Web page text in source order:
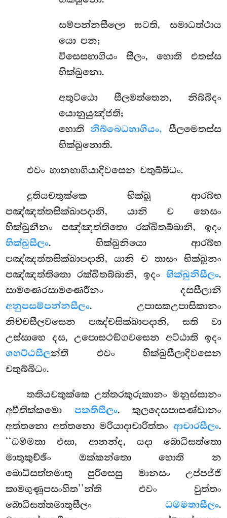
සම්පන්නසීලො ඝටති, සමාධත්ථාය
යො පන;
විසෙසභාගියං සීලං, හොති එතස්ස
භික්ඛුනො.
අතුට්ඨො සීලමත්තෙන, නිබ්බිදං
යොනුයුඤ්ජති;
හොතිනිබ්බෙධභාගියං, සීලමෙතස්ස
භික්ඛුනොති.
එවං හානභාගියාදිවසෙන චතුබ්බිධං.
දුතියචතුක්කෙ භික්ඛූ ආරබ්භ
පඤ්ඤත්තසික්ඛාපදානි, යානි ච නෙසං
භික්ඛුනීනං පඤ්ඤත්තිතො රක්ඛිතබ්බානි, ඉදං
භික්ඛුසීලං. භික්ඛුනියො ආරබ්භ
පඤ්ඤත්තසික්ඛාපදානි, යානි ච තාසං භික්ඛූනං
පඤ්ඤත්තිතො රක්ඛිතබ්බානි, ඉදං භික්ඛුනිසීලං.
සාමණෙරසාමණෙරීනං දසසීලානි
අනුපසම්පන්නසීලං. උපාසකඋපාසිකානං
නිච්චසීලවසෙන පඤ්චසික්ඛාපදානි, සති වා
උස්සාහෙ දස, උපොසථඞ්ගවසෙන අට්ඨාති ඉදං
ගහට්ඨසීලන්ති එවං භික්ඛුසීලාදිවසෙන
චතුබ්බිධං.
තතියචතුක්කෙ උත්තරකුරුකානං මනුස්සානං
අවීතික්කමො පකතිසීලං. කුලදෙසපාසණ්ඩානං
අත්තනො අත්තනො මරියාදාචාරිත්තං ආචාරසීලං.
‘‘ධම්මතා එසා, ආනන්ද, යදා බොධිසත්තො
මාතුකුච්ඡිං ඔක්කන්තො හොති න
බොධිසත්තමාතු පුරිසෙසු මානසං උප්පජ්ජි
කාමගුණූපසංහිත’’න්ති එවං වුත්තං
බොධිසත්තමාතුසීලං ධම්මතාසීලං.